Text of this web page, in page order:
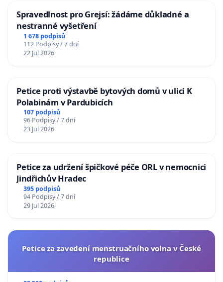
Spravedlnost pro Grejsí: žádáme důkladné a
nestranné vyšetření
1 678 podpisů
112 Podpisy / 7 dní
22 Jul 2026
Petice proti výstavbě bytových domů v ulici K
Polabinám v Pardubicích
107 podpisů
96 Podpisy / 7 dní
23 Jul 2026
Petice za udržení špičkové péče ORL v nemocnici
Jindřichův Hradec
395 podpisů
94 Podpisy / 7 dní
29 Jul 2026
Petice za zavedení menstruačního volna v České
republice